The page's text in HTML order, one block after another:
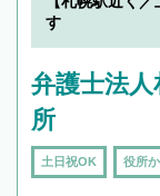
す
弁護士法
所
土日祝OK 役所